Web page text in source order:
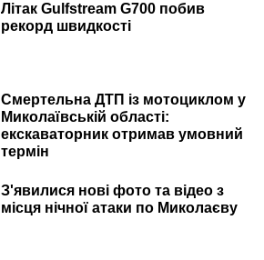
Літак Gulfstream G700 побив
рекорд швидкості
Смертельна ДТП із мотоциклом у
Миколаївській області:
екскаваторник отримав умовний
термін
З'явилися нові фото та відео з
місця нічної атаки по Миколаєву